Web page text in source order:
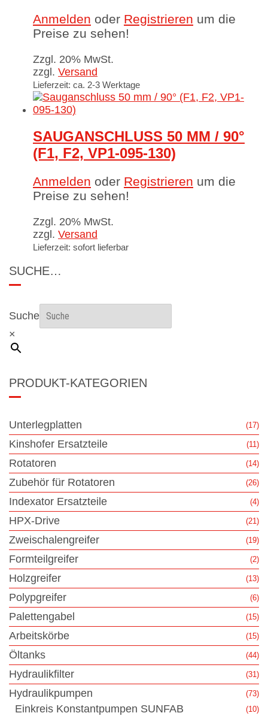
Anmelden oder Registrieren um die
Preise zu sehen!
Zzgl. 20% MwSt.
zzgl. Versand
Lieferzeit: ca. 2-3 Werktage
SAUGANSCHLUSS 50 MM / 90°
(F1, F2, VP1-095-130)
Anmelden oder Registrieren um die
Preise zu sehen!
Zzgl. 20% MwSt.
zzgl. Versand
Lieferzeit: sofort lieferbar
SUCHE…
Suche
×
PRODUKT-KATEGORIEN
Unterlegplatten (17)
Kinshofer Ersatzteile (11)
Rotatoren (14)
Zubehör für Rotatoren (26)
Indexator Ersatzteile (4)
HPX-Drive (21)
Zweischalengreifer (19)
Formteilgreifer (2)
Holzgreifer (13)
Polypgreifer (6)
Palettengabel (15)
Arbeitskörbe (15)
Öltanks (44)
Hydraulikfilter (31)
Hydraulikpumpen (73)
Einkreis Konstantpumpen SUNFAB (10)